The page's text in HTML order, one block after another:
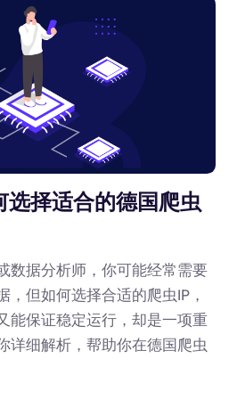
选择适合的德国爬虫
数据分析师，你可能经常需要
，但如何选择合适的爬虫IP，
能保证稳定运行，却是一项重
详细解析，帮助你在德国爬虫